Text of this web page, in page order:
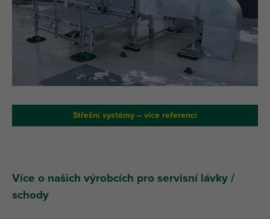
Střešní systémy – více referencí
Více o našich výrobcích pro servisní lávky /
schody